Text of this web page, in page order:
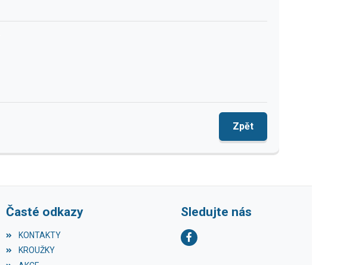
Zpět
Časté odkazy
KONTAKTY
KROUŽKY
Sledujte nás